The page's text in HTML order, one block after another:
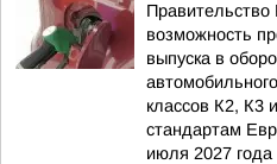
Правительство
возможность
выпуска в
классов К2, К3
стандартам
июля 2027 года